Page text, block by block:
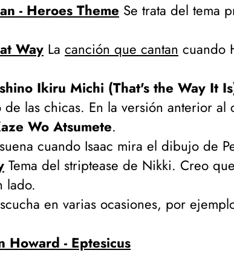
- Heroes Theme Se trata del tema
Way La canción que cantan cuando
Ikiru Michi (That's the Way It
las chicas. En la versión anterior
Wo Atsumete.
cuando Isaac mira el dibujo de
Tema del striptease de Nikki. Creo que
lado.
en varias ocasiones, por
Howard - Eptesicus